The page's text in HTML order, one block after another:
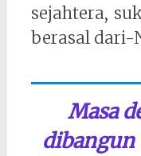
sejahtera,
berasal dari-
Masa
dibangun